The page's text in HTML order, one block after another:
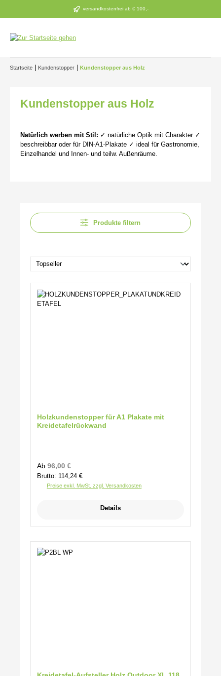
Zum Hauptinhalt springen versandkostenfrei ab € 100,-
Startseite Kundenstopper Kundenstopper aus Holz
Kundenstopper aus Holz
Natürlich werben mit Stil: ✓ natürliche Optik mit Charakter ✓
beschreibbar oder für DIN-A1-Plakate ✓ ideal für Gastronomie,
Einzelhandel und Innen- und teilw. Außenräume.
Produkte filtern
Holzkundenstopper für A1 Plakate mit
Kreidetafelrückwand
Regulärer Preis:
Ab 96,00 €
Brutto: 114,24 €
Preise exkl. MwSt. zzgl. Versandkosten
Details